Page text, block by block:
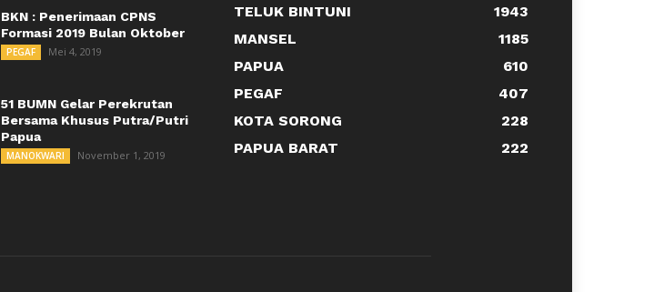
BKN : Penerimaan CPNS
Formasi 2019 Bulan Oktober
PEGAF Mei 4, 2019
51 BUMN Gelar Perekrutan
Bersama Khusus Putra/Putri
Papua
MANOKWARI November 1, 2019
TELUK BINTUNI
1943
MANSEL
1185
PAPUA
610
PEGAF
407
KOTA SORONG
228
PAPUA BARAT
222